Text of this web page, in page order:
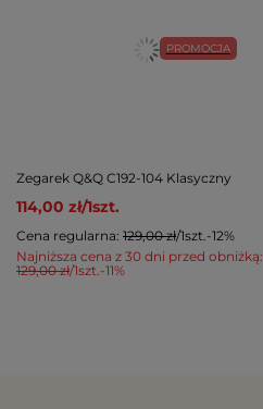
PROMOCJA
Zegarek Q&Q C192-104 Klasyczny
114,00 zł/1szt.
Najniższa cena z 30 dni przed obniżką:
129,00 zł/1szt. -11%
Cena regularna: 129,00 zł/1szt. -12%